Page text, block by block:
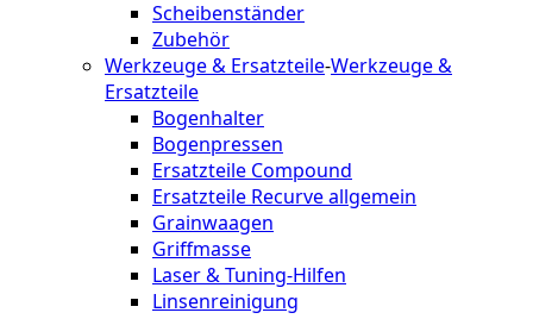
Scheibenständer
Zubehör
Werkzeuge & Ersatzteile-Werkzeuge &
Ersatzteile
Bogenhalter
Bogenpressen
Ersatzteile Compound
Ersatzteile Recurve allgemein
Grainwaagen
Griffmasse
Laser & Tuning-Hilfen
Linsenreinigung